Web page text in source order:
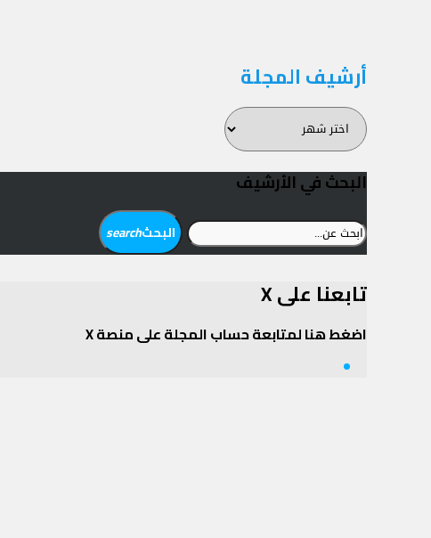
أرشيف المجلة
أرشيف
المجلة
البحث في الأرشيف
ابحث
عن:
البحثsearch
تابعنا على X
اضغط هنا لمتابعة حساب المجلة على منصة X